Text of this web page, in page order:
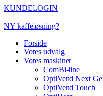
Videre
indhold
KUNDELOGIN
NY kaffeløsning?
Forside
Vores udvalg
Vores maskiner
ComBi-line
OptiVend Next
OptiVend Touch